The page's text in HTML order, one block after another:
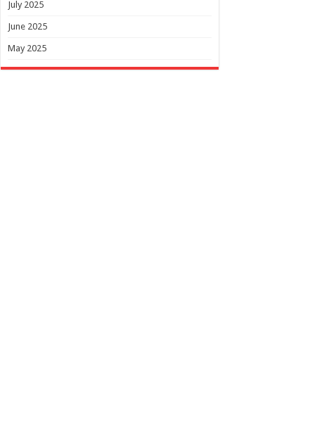
July 2025
June 2025
May 2025